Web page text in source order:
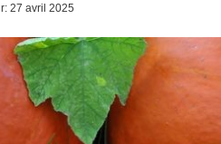
27 avril 2025